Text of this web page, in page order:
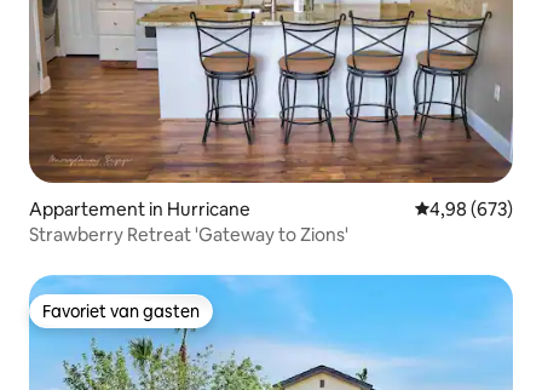
Appartement in Hurricane Gemiddelde
4,98 (673)
Strawberry Retreat 'Gateway to Zions'
Favoriet van gasten
Favoriet van gasten